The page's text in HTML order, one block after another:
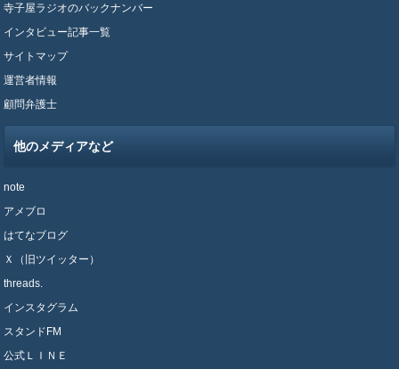
寺子屋ラジオのバックナンバー
インタビュー記事一覧
サイトマップ
運営者情報
顧問弁護士
他のメディアなど
note
アメブロ
はてなブログ
Ｘ（旧ツイッター）
threads.
インスタグラム
スタンドFM
公式ＬＩＮＥ